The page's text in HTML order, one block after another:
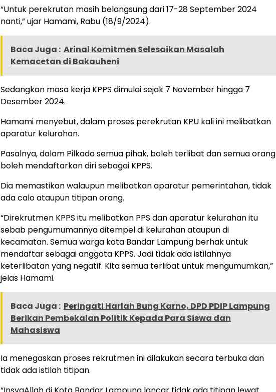
“Untuk perekrutan masih belangsung dari 17-28 September 2024
nanti,” ujar Hamami, Rabu (18/9/2024).
Baca Juga : Arinal Komitmen Selesaikan Masalah
Kemacetan di Bakauheni
Sedangkan masa kerja KPPS dimulai sejak 7 November hingga 7
Desember 2024.
Hamami menyebut, dalam proses perekrutan KPU kali ini melibatkan
aparatur kelurahan.
Pasalnya, dalam Pilkada semua pihak, boleh terlibat dan semua orang
boleh mendaftarkan diri sebagai KPPS.
Dia memastikan walaupun melibatkan aparatur pemerintahan, tidak
ada calo ataupun titipan orang.
“Direkrutmen KPPS itu melibatkan PPS dan aparatur kelurahan itu
sebab pengumumannya ditempel di kelurahan ataupun di
kecamatan. Semua warga kota Bandar Lampung berhak untuk
mendaftar sebagai anggota KPPS. Jadi tidak ada istilahnya
keterlibatan yang negatif. Kita semua terlibat untuk mengumumkan,”
jelas Hamami.
Baca Juga : Peringati Harlah Bung Karno, DPD PDIP Lampung
Berikan Pembekalan Politik Kepada Para Siswa dan
Mahasiswa
Ia menegaskan proses rekrutmen ini dilakukan secara terbuka dan
tidak ada istilah titipan.